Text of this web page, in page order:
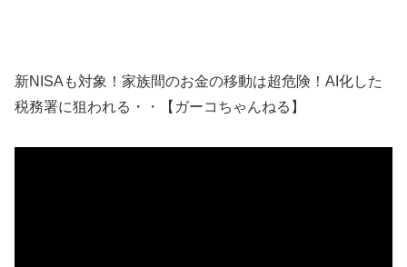
新NISAも対象！家族間のお金の移動は超危険！AI化した
税務署に狙われる・・【ガーコちゃんねる】